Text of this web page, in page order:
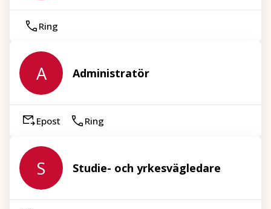
Ring
A Administratör
Epost Ring
S Studie- och yrkesvägledare